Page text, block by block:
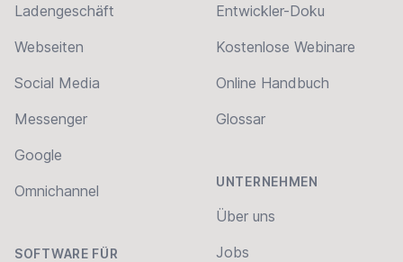
Ladengeschäft
Webseiten
Social Media
Messenger
Google
Omnichannel
SOFTWARE FÜR
Entwickler-Doku
Kostenlose Webinare
Online Handbuch
Glossar
UNTERNEHMEN
Über uns
Jobs